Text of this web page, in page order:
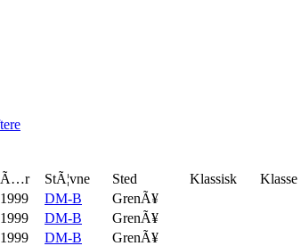
Ã…r StÃ¦vne Sted Klassisk Klasse
1999 DM-B
GrenÃ¥
1999 DM-B
GrenÃ¥
1999 DM-B
GrenÃ¥